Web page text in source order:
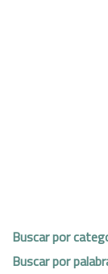
Buscar por
Buscar por